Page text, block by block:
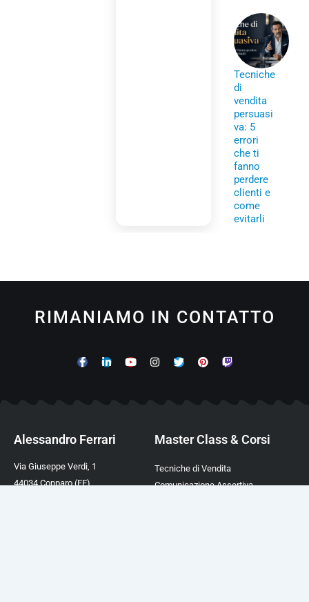
Tecniche
di
vendita
persuasi
va: 5
errori
che ti
fanno
perdere
clienti e
come
evitarli
RIMANIAMO IN CONTATTO
Alessandro Ferrari
Via Giuseppe Verdi, 1
44034 Copparo (FE)
Master Class & Corsi
Tecniche di Vendita
Comunicazione Assertiva